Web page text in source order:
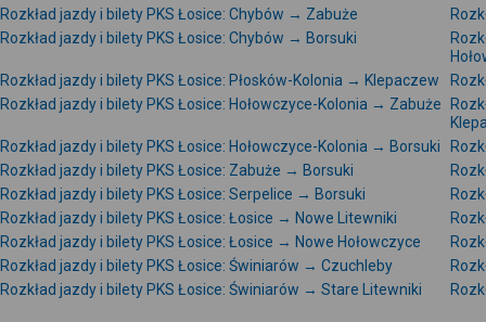
Rozkład jazdy i bilety PKS Łosice: Chybów → Zabuże
Rozkład jazdy i bilety PKS Łosice: Chybów → Borsuki
Rozkład jazdy i bilety PKS Łosice: Płosków-Kolonia → Klepaczew
Rozkład jazdy i bilety PKS Łosice: Hołowczyce-Kolonia → Zabuże
Rozkład jazdy i bilety PKS Łosice: Hołowczyce-Kolonia → Borsuki
Rozkład jazdy i bilety PKS Łosice: Zabuże → Borsuki
Rozkład jazdy i bilety PKS Łosice: Serpelice → Borsuki
Rozkład jazdy i bilety PKS Łosice: Łosice → Nowe Litewniki
Rozkład jazdy i bilety PKS Łosice: Łosice → Nowe Hołowczyce
Rozkład jazdy i bilety PKS Łosice: Świniarów → Czuchleby
Rozkład jazdy i bilety PKS Łosice: Świniarów → Stare Litewniki